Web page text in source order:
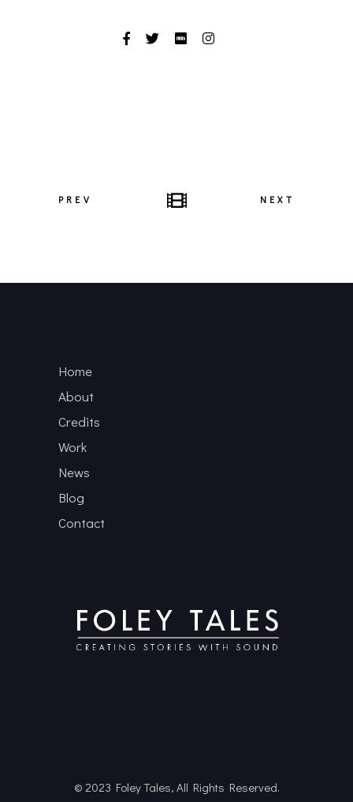
PREV NEXT
Home
About
Credits
Work
News
Blog
Contact
© 2023 Foley Tales, All Rights Reserved.